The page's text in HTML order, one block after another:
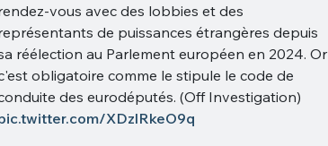
vous avec des lobbies et des
de puissances étrangères depuis
réélection au Parlement européen en 2024. Or
obligatoire comme le stipule le code de
des eurodéputés. (Off Investigation)
XDzlRkeO9q